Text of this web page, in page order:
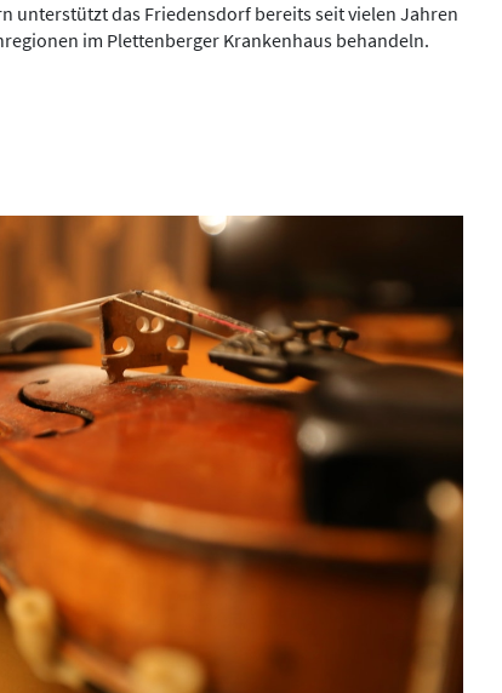
unterstützt das Friedensdorf bereits seit vielen Jahren
im Plettenberger Krankenhaus behandeln.